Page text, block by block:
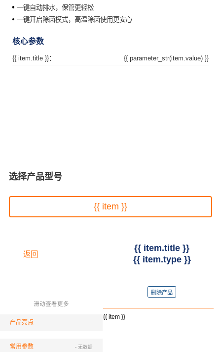
一键自动排水，保管更轻松
一键开启除菌模式，高温除菌使用更安心
核心参数
{{ item.title }}： {{ parameter_str(item.value) }}
选择产品型号
{{ item }}
返回
{{ item.title }}
{{ item.type }}
滑动查看更多
删除产品
产品亮点
{{ item }}
常用参数 - 无数据